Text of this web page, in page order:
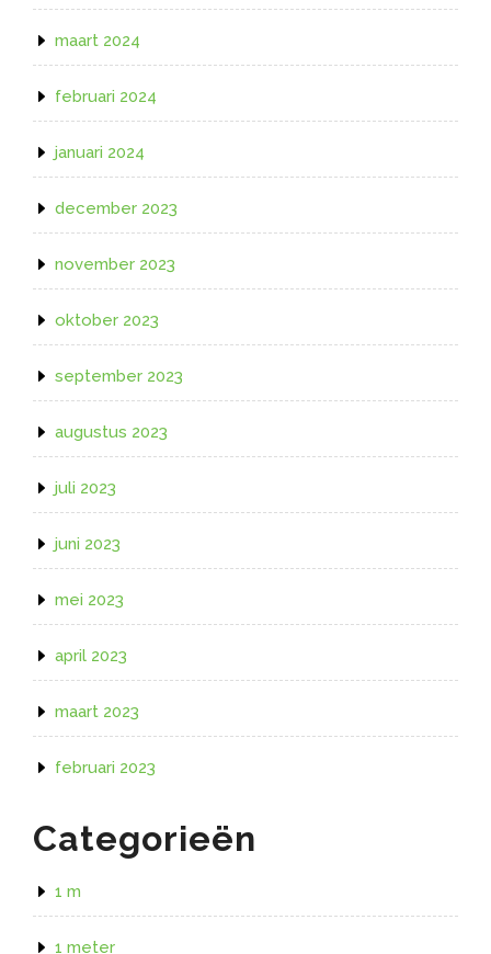
maart 2024
februari 2024
januari 2024
december 2023
november 2023
oktober 2023
september 2023
augustus 2023
juli 2023
juni 2023
mei 2023
april 2023
maart 2023
februari 2023
Categorieën
1 m
1 meter